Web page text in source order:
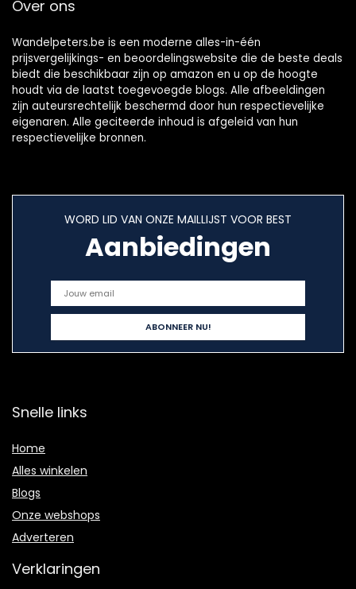
Over ons
Wandelpeters.be is een moderne alles-in-één
prijsvergelijkings- en beoordelingswebsite die de beste deals
biedt die beschikbaar zijn op amazon en u op de hoogte
houdt via de laatst toegevoegde blogs. Alle afbeeldingen
zijn auteursrechtelijk beschermd door hun respectievelijke
eigenaren. Alle geciteerde inhoud is afgeleid van hun
respectievelijke bronnen.
WORD LID VAN ONZE MAILLIJST VOOR BEST
Aanbiedingen
Snelle links
Home
Alles winkelen
Blogs
Onze webshops
Adverteren
Verklaringen